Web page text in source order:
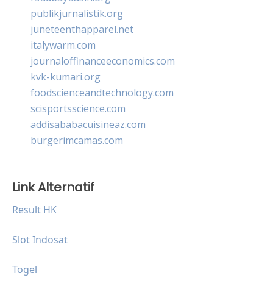
publikjurnalistik.org
juneteenthapparel.net
italywarm.com
journaloffinanceeconomics.com
kvk-kumari.org
foodscienceandtechnology.com
scisportsscience.com
addisababacuisineaz.com
burgerimcamas.com
Link Alternatif
Result HK
Slot Indosat
Togel